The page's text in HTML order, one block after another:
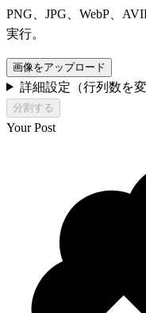
PNG、JPG、WebP、
実行。
画像をアップロード
詳細設定（行列数を変
分割する
Your Post